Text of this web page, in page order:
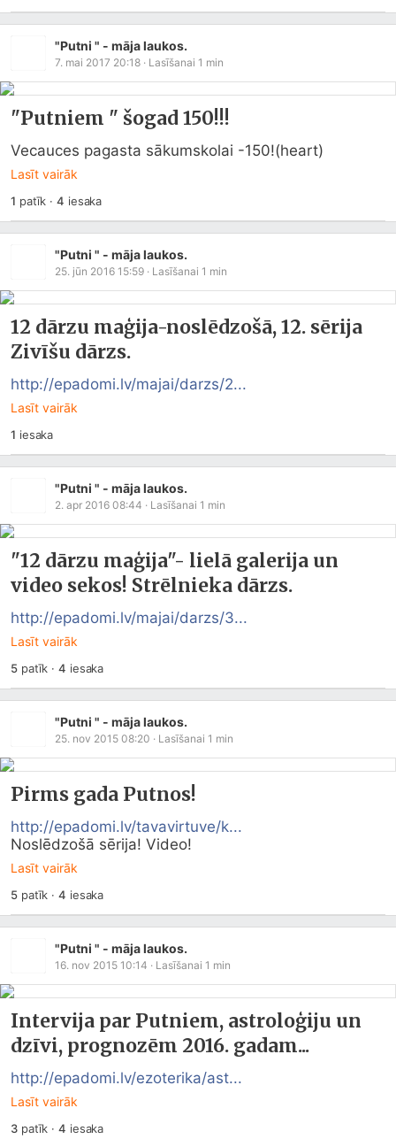
"Putni " - māja laukos.
7. mai 2017 20:18 · Lasīšanai 1 min
"Putniem " šogad 150!!!
Vecauces pagasta sākumskolai -150!(heart)
Lasīt vairāk
1 patīk ·4 iesaka
"Putni " - māja laukos.
25. jūn 2016 15:59 · Lasīšanai 1 min
12 dārzu maģija-noslēdzošā, 12. sērija
Zivīšu dārzs.
http://epadomi.lv/majai/darzs/2...
Lasīt vairāk
1 iesaka
"Putni " - māja laukos.
2. apr 2016 08:44 · Lasīšanai 1 min
"12 dārzu maģija"- lielā galerija un
video sekos! Strēlnieka dārzs.
http://epadomi.lv/majai/darzs/3...
Lasīt vairāk
5patīk ·4 iesaka
"Putni " - māja laukos.
25. nov 2015 08:20 · Lasīšanai 1 min
Pirms gada Putnos!
http://epadomi.lv/tavavirtuve/k...
Noslēdzošā sērija! Video!
Lasīt vairāk
5patīk ·4 iesaka
"Putni " - māja laukos.
16. nov 2015 10:14 · Lasīšanai 1 min
Intervija par Putniem, astroloģiju un
dzīvi, prognozēm 2016. gadam...
http://epadomi.lv/ezoterika/ast...
Lasīt vairāk
3patīk ·4 iesaka